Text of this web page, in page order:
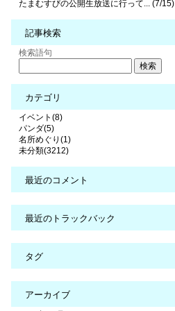
たまむすびの公開生放送に行って... (7/15)
記事検索
検索語句
カテゴリ
イベント(8)
パンダ(5)
名所めぐり(1)
未分類(3212)
最近のコメント
最近のトラックバック
タグ
アーカイブ